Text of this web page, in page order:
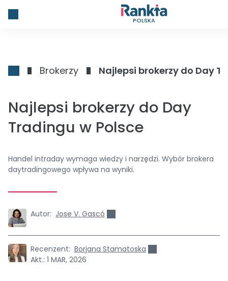
POLSKA
Brokerzy Najlepsi brokerzy do Day
Najlepsi brokerzy do Day
Tradingu w Polsce
Handel intraday wymaga wiedzy i narzędzi. Wybór brokera
daytradingowego wpływa na wyniki.
Autor: Jose V. Gascó
Recenzent: Borjana Stamatoska
Akt.: 1 MAR, 2026